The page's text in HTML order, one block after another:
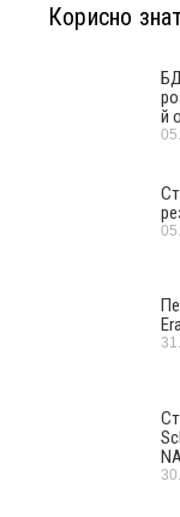
Корисно
й